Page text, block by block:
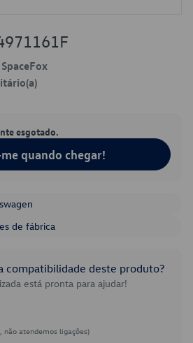
esgotado.
quando chegar!
de fábrica
compatibilidade deste produto?
está pronta para ajudar!
não atendemos ligações)